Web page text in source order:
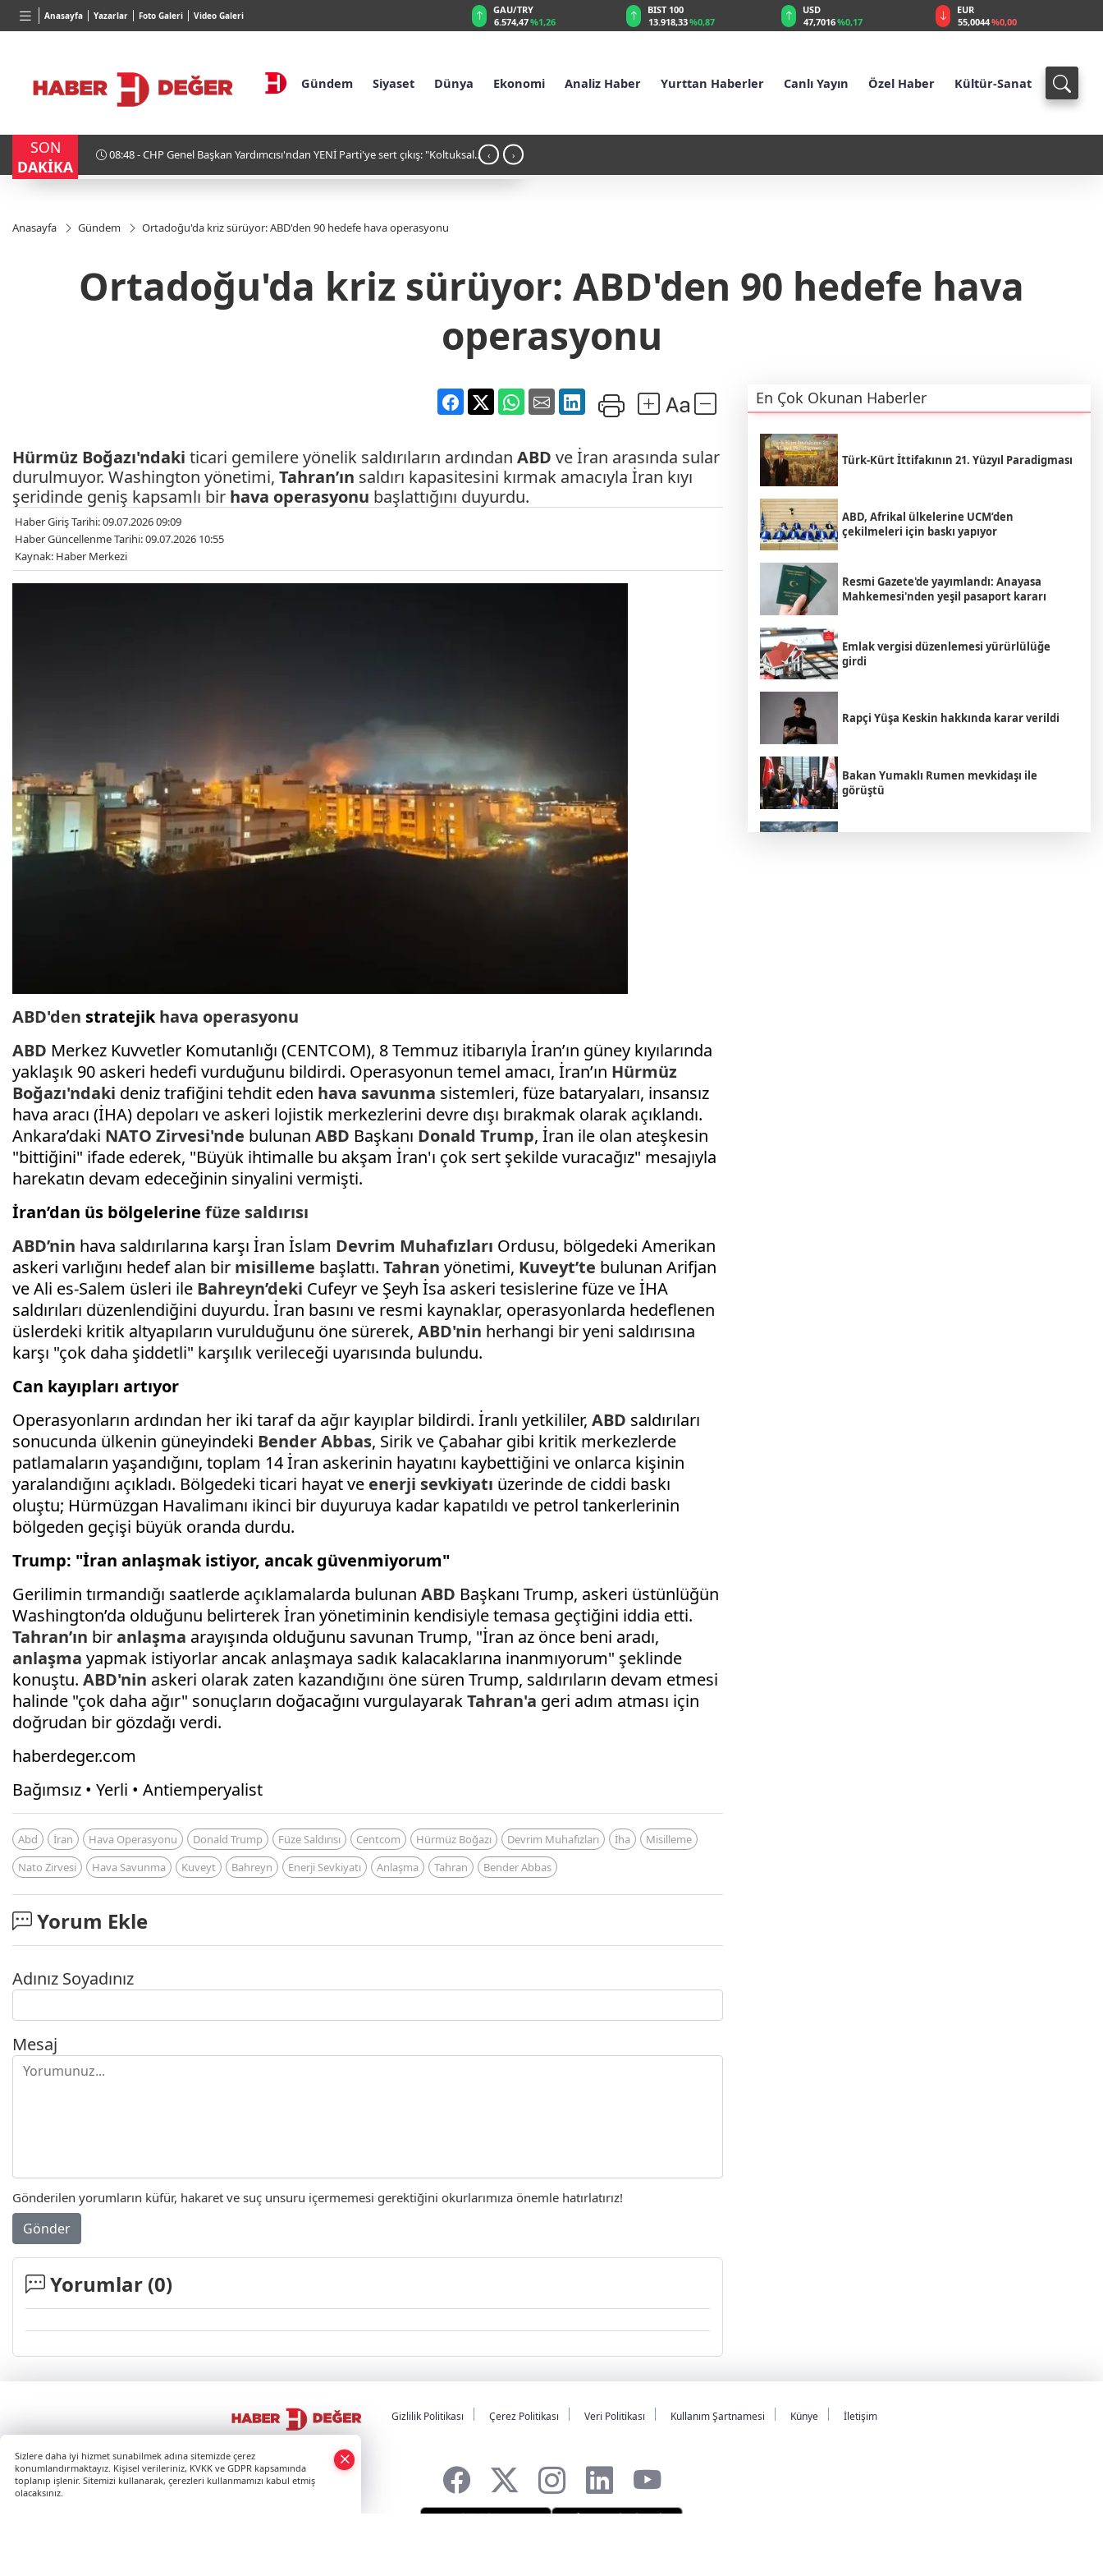
Anasayfa Yazarlar Foto Galeri Video Galeri
BGN
27,9743%-0,22
VND
0,0018%0,31
BIST 100
13.918,33%0,87
USD
47,7016%0,17
EUR
55,0044%0,00
GBP
64,1985%0,05
Gündem Siyaset Dünya Ekonomi Analiz Haber Yurttan Haberler Canlı Yayın Özel Haber Kültür-Sanat
SON
DAKİKA
sert çıkış: "Koltuksal 02:53 - Avrupa'nın en güçlü istihbaratı seçildi: MI6 için Türkiye iddiası
‹ ›
Anasayfa Gündem Ortadoğu'da kriz sürüyor: ABD'den 90 hedefe hava operasyonu
Ortadoğu'da kriz sürüyor: ABD'den 90 hedefe hava
operasyonu
Hürmüz Boğazı'ndaki ticari gemilere yönelik saldırıların ardından ABD ve İran arasında sular
durulmuyor. Washington yönetimi, Tahran’ın saldırı kapasitesini kırmak amacıyla İran kıyı
şeridinde geniş kapsamlı bir hava operasyonu başlattığını duyurdu.
Haber Giriş Tarihi: 09.07.2026 09:09
Haber Güncellenme Tarihi: 09.07.2026 10:55
Kaynak: Haber Merkezi
ABD'den stratejikhava operasyonu
ABD Merkez Kuvvetler Komutanlığı (CENTCOM), 8 Temmuz itibarıyla İran’ın güney kıyılarında
yaklaşık 90 askeri hedefi vurduğunu bildirdi. Operasyonun temel amacı, İran’ın Hürmüz
Boğazı'ndaki deniz trafiğini tehdit eden hava savunma sistemleri, füze bataryaları, insansız
hava aracı (İHA) depoları ve askeri lojistik merkezlerini devre dışı bırakmak olarak açıklandı.
Ankara’daki NATO Zirvesi'nde bulunan ABD Başkanı Donald Trump, İran ile olan ateşkesin
"bittiğini" ifade ederek, "Büyük ihtimalle bu akşam İran'ı çok sert şekilde vuracağız" mesajıyla
harekatın devam edeceğinin sinyalini vermişti.
İran’dan üs bölgelerine füze saldırısı
ABD’nin hava saldırılarına karşı İran İslam Devrim Muhafızları Ordusu, bölgedeki Amerikan
askeri varlığını hedef alan bir misilleme başlattı. Tahran yönetimi, Kuveyt’te bulunan Arifjan
ve Ali es-Salem üsleri ile Bahreyn’deki Cufeyr ve Şeyh İsa askeri tesislerine füze ve İHA
saldırıları düzenlendiğini duyurdu. İran basını ve resmi kaynaklar, operasyonlarda hedeflenen
üslerdeki kritik altyapıların vurulduğunu öne sürerek, ABD'nin herhangi bir yeni saldırısına
karşı "çok daha şiddetli" karşılık verileceği uyarısında bulundu.
Can kayıpları artıyor
Operasyonların ardından her iki taraf da ağır kayıplar bildirdi. İranlı yetkililer, ABD saldırıları
sonucunda ülkenin güneyindeki Bender Abbas, Sirik ve Çabahar gibi kritik merkezlerde
patlamaların yaşandığını, toplam 14 İran askerinin hayatını kaybettiğini ve onlarca kişinin
yaralandığını açıkladı. Bölgedeki ticari hayat ve enerji sevkiyatı üzerinde de ciddi baskı
oluştu; Hürmüzgan Havalimanı ikinci bir duyuruya kadar kapatıldı ve petrol tankerlerinin
bölgeden geçişi büyük oranda durdu.
Trump: "İran anlaşmak istiyor, ancak güvenmiyorum"
Gerilimin tırmandığı saatlerde açıklamalarda bulunan ABD Başkanı Trump, askeri üstünlüğün
Washington’da olduğunu belirterek İran yönetiminin kendisiyle temasa geçtiğini iddia etti.
Tahran’ın biranlaşma arayışında olduğunu savunan Trump, "İran az önce beni aradı,
anlaşma yapmak istiyorlar ancak anlaşmaya sadık kalacaklarına inanmıyorum" şeklinde
konuştu. ABD'nin askeri olarak zaten kazandığını öne süren Trump, saldırıların devam etmesi
halinde "çok daha ağır" sonuçların doğacağını vurgulayarakTahran'a geri adım atması için
doğrudan bir gözdağı verdi.
haberdeger.com
Bağımsız • Yerli • Antiemperyalist
Abd İran Hava Operasyonu Donald Trump Füze Saldırısı Centcom Hürmüz Boğazı Devrim Muhafızları İha
Misilleme
Nato Zirvesi
Hava Savunma Kuveyt Bahreyn Enerji Sevkiyatı Anlaşma Tahran Bender Abbas
Yorum Ekle
Adınız Soyadınız
Mesaj
Gönderilen yorumların küfür, hakaret ve suç unsuru içermemesi gerektiğini okurlarımıza önemle hatırlatırız!
Gönder
Yorumlar (0)
En Çok Okunan Haberler
Türk-Kürt İttifakının 21. Yüzyıl Paradigması
ABD, Afrikal ülkelerine UCM’den
çekilmeleri için baskı yapıyor
Resmi Gazete'de yayımlandı: Anayasa
Mahkemesi'nden yeşil pasaport kararı
Emlak vergisi düzenlemesi yürürlülüğe
girdi
Rapçi Yüşa Keskin hakkında karar verildi
Bakan Yumaklı Rumen mevkidaşı ile
görüştü
Gizlilik Politikası Çerez Politikası Veri Politikası Kullanım Şartnamesi Künye İletişim
Sizlere daha iyi hizmet sunabilmek adına sitemizde çerez
konumlandırmaktayız. Kişisel verileriniz, KVKK ve GDPR kapsamında
toplanıp işlenir. Sitemizi kullanarak, çerezleri kullanmamızı kabul etmiş
olacaksınız.
Whatsapp
×